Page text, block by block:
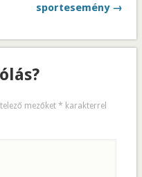
sportesemény →
mezőket * karakterrel